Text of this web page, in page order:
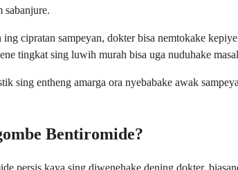
sabanjure.
cipratan sampeyan, dokter bisa nemtokake
tingkat sing luwih murah bisa uga nuduhake
sing entheng amarga ora nyebabake awak
Bentiromide?